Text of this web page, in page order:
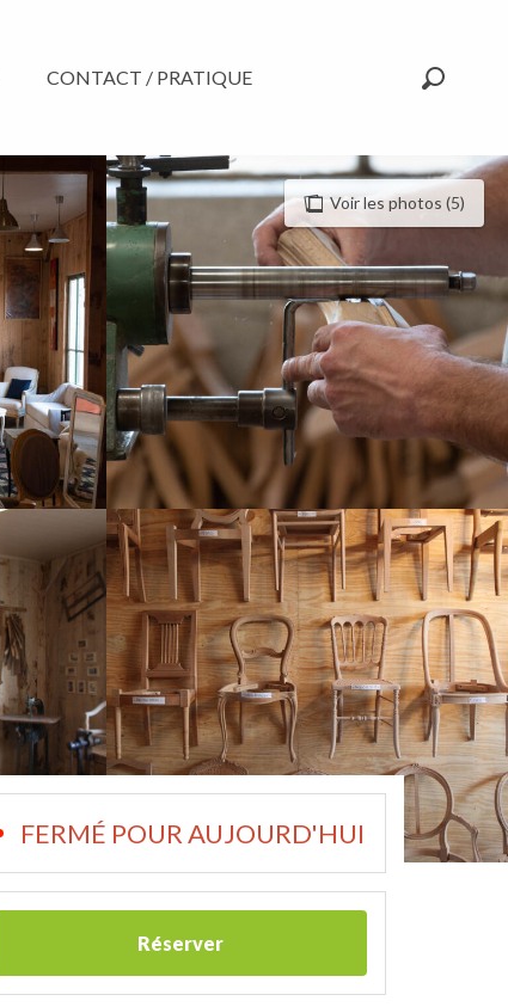
CONTACT / PRATIQUE
Voir les photos (5)
FERMÉ POUR AUJOURD'HUI
Réserver